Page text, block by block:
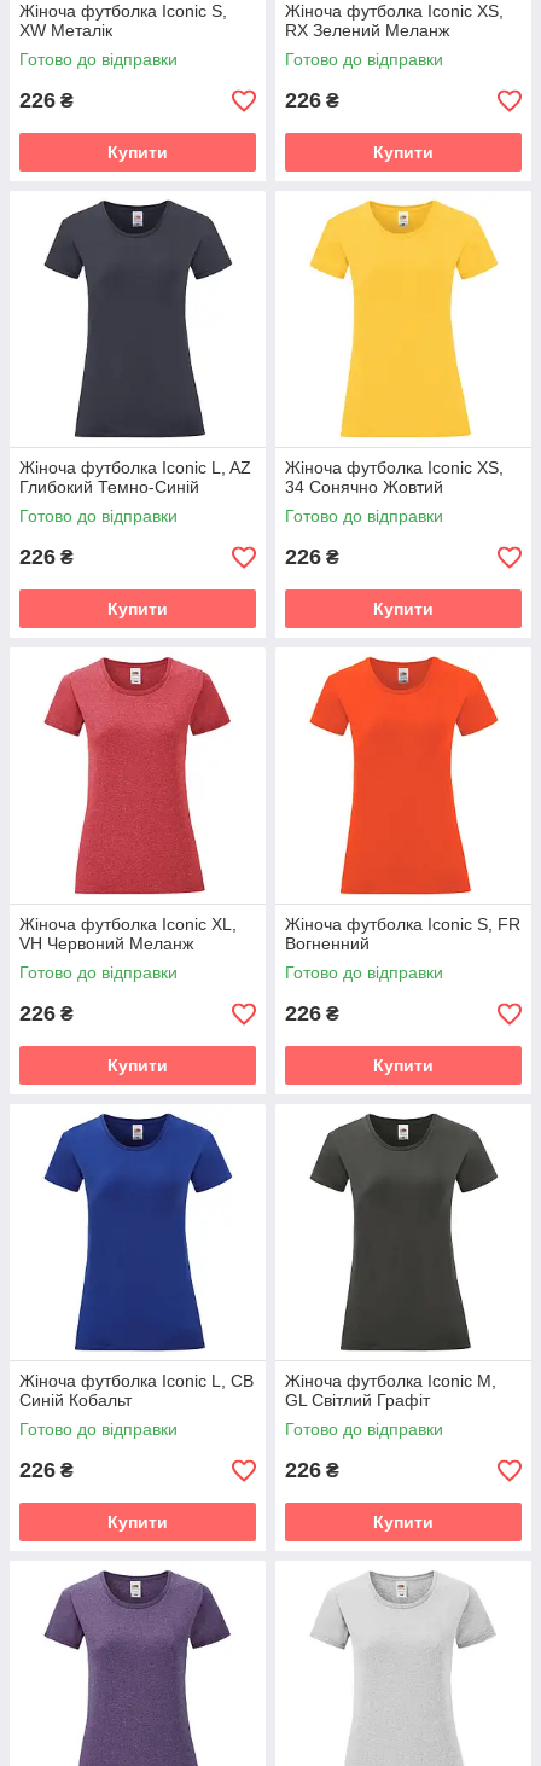
Жіноча футболка Iconic S,
XW Металік
Готово до відправки
226 ₴
Купити
Жіноча футболка Iconic XS,
RX Зелений Меланж
Готово до відправки
226 ₴
Купити
Жіноча футболка Iconic L, AZ
Глибокий Темно-Синій
Готово до відправки
226 ₴
Купити
Жіноча футболка Iconic XS,
34 Сонячно Жовтий
Готово до відправки
226 ₴
Купити
Жіноча футболка Iconic XL,
VH Червоний Меланж
Готово до відправки
226 ₴
Купити
Жіноча футболка Iconic S, FR
Вогненний
Готово до відправки
226 ₴
Купити
Жіноча футболка Iconic L, CB
Синій Кобальт
Готово до відправки
226 ₴
Купити
Жіноча футболка Iconic M,
GL Світлий Графіт
Готово до відправки
226 ₴
Купити